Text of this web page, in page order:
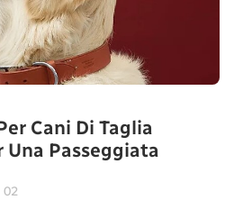
Cani Di Taglia
Una Passeggiata
02